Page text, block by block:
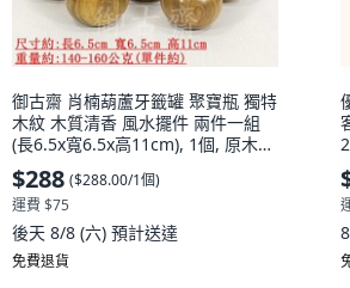
御古齋 肖楠葫蘆牙籤罐 聚寶瓶 獨特
木紋 木質清香 風水擺件 兩件一組
(長6.5x寬6.5x高11cm), 1個, 原木清
香
$288 ($288.00/1個)
運費 $75
後天 8/8 (六) 預計送達
免費退貨